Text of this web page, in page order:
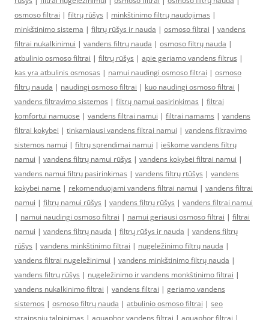
osmoso filtrai | filtrų rūšys | minkštinimo filtrų naudojimas |
minkštinimo sistema | filtrų rūšys ir nauda | osmoso filtrai | vandens
filtrai nukalkinimui | vandens filtrų nauda | osmoso filtrų nauda |
atbulinio osmoso filtrai | filtrų rūšys | apie geriamo vandens filtrus |
kas yra atbulinis osmosas | namui naudingi osmoso filtrai | osmoso
filtrų nauda | naudingi osmoso filtrai | kuo naudingi osmoso filtrai |
vandens filtravimo sistemos | filtrų namui pasirinkimas | filtrai
komfortui namuose | vandens filtrai namui | filtrai namams | vandens
filtrai kokybei | tinkamiausi vandens filtrai namui | vandens filtravimo
sistemos namui | filtrų sprendimai namui | ieškome vandens filtrų
namui | vandens filtrų namui rūšys | vandens kokybei filtrai namui |
vandens namui filtrų pasirinkimas | vandens filtrų rtūšys | vandens
kokybei name | rekomenduojami vandens filtrai namui | vandens filtrai
namui | filtrų namui rūšys | vandens filtrų rūšys | vandens filtrai namui
| namui naudingi osmoso filtrai | namui geriausi osmoso filtrai | filtrai
namui | vandens filtrų nauda | filtrų rūšys ir nauda | vandens filtrų
rūšys | vandens minkštinimo filtrai | nugeležinimo filtrų nauda |
vandens filtrai nugeležinimui | vandens minkštinimo filtrų nauda |
vandens filtrų rūšys | nugeležinimo ir vandens monkštinimo filtrai |
vandens nukalkinimo filtrai | vandens filtrai | geriamo vandens
sistemos | osmoso filtrų nauda | atbulinio osmoso filtrai | seo
straipsniu talpinimas | aquaphor vandens filtrai | aquaphor filtrai |